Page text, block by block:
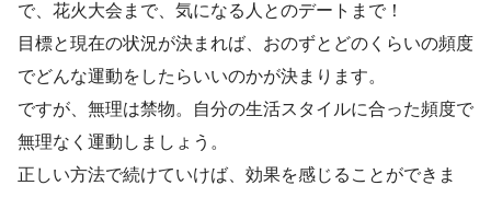
で、花火大会まで、気になる人とのデートまで！
目標と現在の状況が決まれば、おのずとどのくらいの頻度
でどんな運動をしたらいいのかが決まります。
ですが、無理は禁物。自分の生活スタイルに合った頻度で
無理なく運動しましょう。
正しい方法で続けていけば、効果を感じることができま